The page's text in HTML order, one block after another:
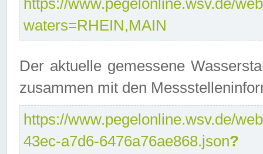
https://www.pegelonline.wsv.de/
waters=RHEIN,MAIN
Der aktuelle gemessene
zusammen mit den
https://www.pegelonline.wsv.de/
43ec-a7d6-6476a76ae868.json?